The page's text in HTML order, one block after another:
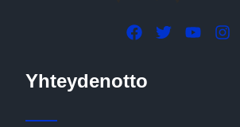
Yhteydenotto